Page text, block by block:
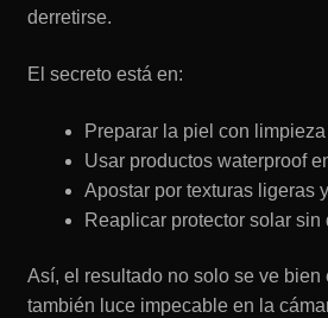
derretirse.
El secreto está en:
Preparar la piel con
Usar productos waterproof
Apostar por texturas ligeras
Reaplicar protector solar
Así, el resultado no solo se ve bien
también luce impecable en la